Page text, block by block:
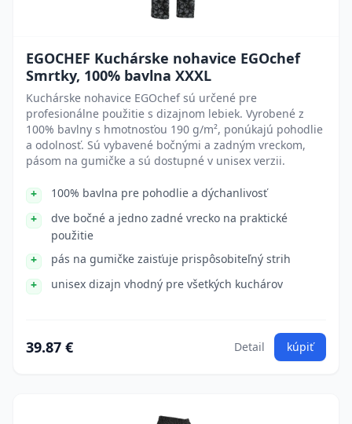
EGOCHEF Kuchárske nohavice EGOchef
Smrtky, 100% bavlna XXXL
Kuchárske nohavice EGOchef sú určené pre
profesionálne použitie s dizajnom lebiek. Vyrobené z
100% bavlny s hmotnosťou 190 g/m², ponúkajú pohodlie
a odolnosť. Sú vybavené bočnými a zadným vreckom,
pásom na gumičke a sú dostupné v unisex verzii.
100% bavlna pre pohodlie a dýchanlivosť
dve bočné a jedno zadné vrecko na praktické
použitie
pás na gumičke zaisťuje prispôsobiteľný strih
unisex dizajn vhodný pre všetkých kuchárov
39.87 € Detail kúpiť